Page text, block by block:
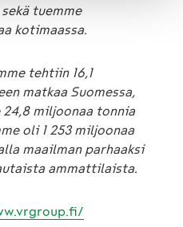
tuemme
kotimaassa.
tehtiin 16,1
matkaa Suomessa,
miljoonaa tonnia
oli 1 253 miljoonaa
maailman parhaaksi
ammattilaista.